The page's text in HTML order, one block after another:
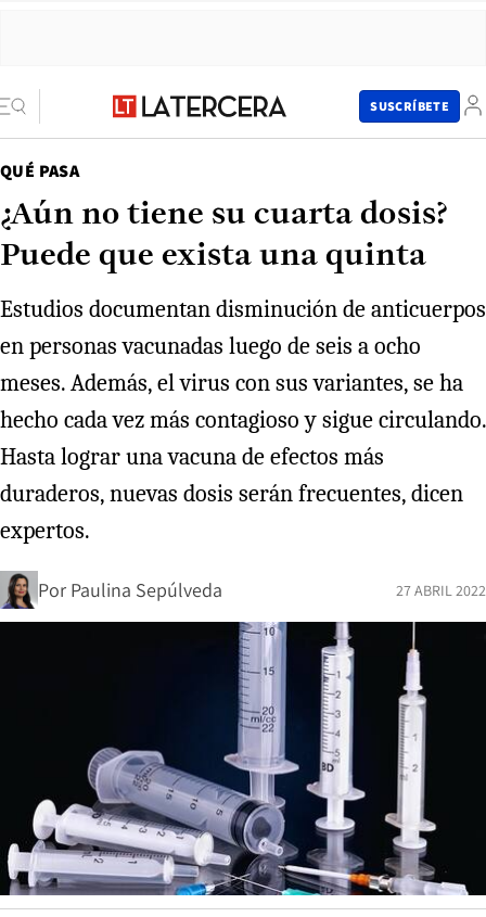
SUSCRÍBETE
QUÉ PASA
¿Aún no tiene su cuarta dosis?
Puede que exista una quinta
Estudios documentan disminución de anticuerpos
en personas vacunadas luego de seis a ocho
meses. Además, el virus con sus variantes, se ha
hecho cada vez más contagioso y sigue circulando.
Hasta lograr una vacuna de efectos más
duraderos, nuevas dosis serán frecuentes, dicen
expertos.
Por Paulina Sepúlveda 27 ABRIL 2022